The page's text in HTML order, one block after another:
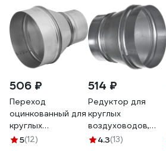
506 ₽
Переход
оцинкованный для
круглых
воздуховодов
5(12)
514 ₽
Редуктор для
круглых
воздуховодов,
D150/160 мм,
4.3(13)